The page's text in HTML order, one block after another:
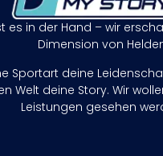
es in der Hand – wir
Dimension von
Sportart deine
Welt deine Story. Wir
Leistungen gesehen